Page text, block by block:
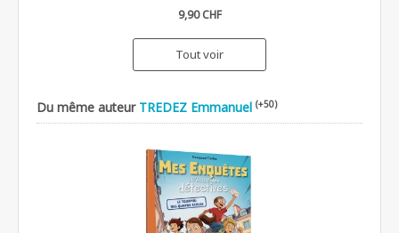
9,90 CHF
Tout voir
Du même auteur TREDEZ Emmanuel (+50)